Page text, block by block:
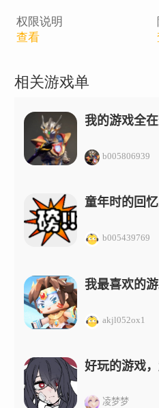
权限说明
查看
相关游戏单
我的游戏全
b005806939
童年时的回
b005439769
我最喜欢的
akjl052ox1
好玩的游戏
凌梦梦